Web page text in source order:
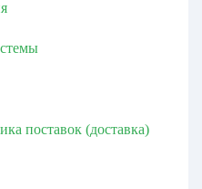
поставок (доставка)